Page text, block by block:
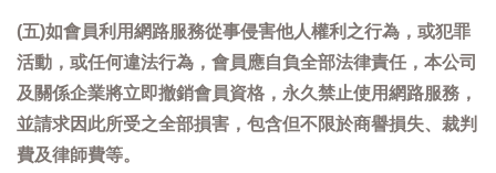
(五)如會員利用網路服務從事侵害他人權利之行為，或犯罪
活動，或任何違法行為，會員應自負全部法律責任，本公司
及關係企業將立即撤銷會員資格，永久禁止使用網路服務，
並請求因此所受之全部損害，包含但不限於商譽損失、裁判
費及律師費等。